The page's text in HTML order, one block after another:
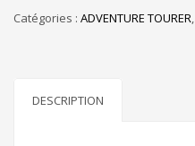
Catégories : ADVENTURE TOURER,
DESCRIPTION